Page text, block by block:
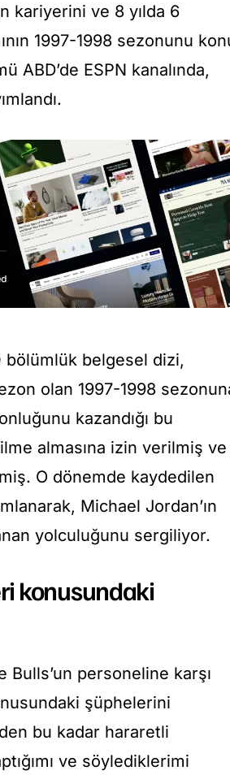
kariyerini ve 8 yılda 6
1997-1998 sezonunu
ABD’de ESPN kanalında,
bölümlük belgesel dizi,
olan 1997-1998
kazandığı bu
almasına izin verilmiş ve
O dönemde kaydedilen
Michael Jordan’ın
yolculuğunu sergiliyor.
konusundaki
Bulls’un personeline karşı
şüphelerini
bu kadar hararetli
ve söylediklerimi